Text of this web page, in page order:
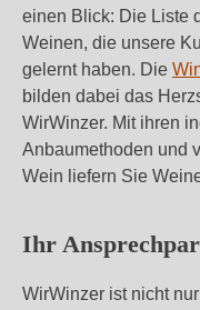
einen Blick: Die Liste
Weinen, die unsere
gelernt haben. Die
bilden dabei das
WirWinzer. Mit ihren
Anbaumethoden und
Wein liefern Sie
Ihr
WirWinzer ist nicht